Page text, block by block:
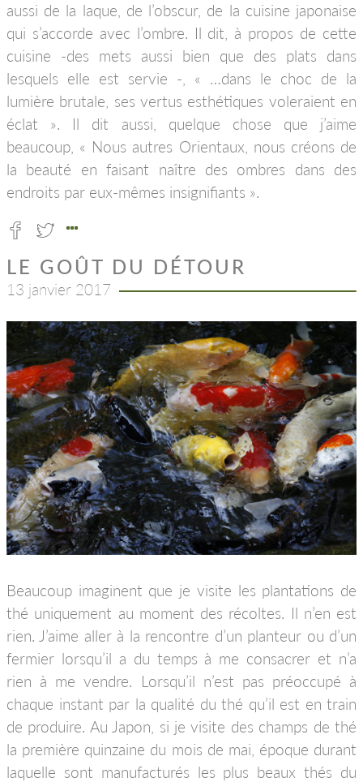
aussi de la laque, de l’obscur, de la cuisine japonaise
qui s’accorde avec l’ombre. Il dit, à propos de cette
cuisine -des mets aussi bien que des plats dans
lesquels elle est servie -, « …dans le choc de la
lumière brutale, ses vertus esthétiques voleraient en
éclat ». Il dit aussi, quelque chose que j’aime
beaucoup, « Nous autres Orientaux, nous créons de
la beauté en faisant naître des ombres dans des
endroits par eux-mêmes insignifiants ».
LE GOÛT DU DÉTOUR
13 janvier 2017
Beaucoup imaginent que je visite les plantations de
thé uniquement au moment des récoltes. Il n’en est
rien. J’aime aller à la rencontre d’un planteur ou d’un
fermier lorsqu’il a du temps à me consacrer et n’a
rien à me vendre. Lorsqu’il n’est pas préoccupé à
chaque instant par la qualité du thé qu’il est en train
de produire. Au Japon, si je visite des champs de thé
la première quinzaine du mois de mai, époque durant
laquelle sont manufacturés les plus beaux thés du